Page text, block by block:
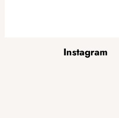
Instagram